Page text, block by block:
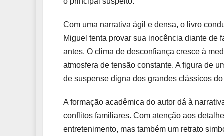
Com uma narrativa ágil e densa, o livro
Miguel tenta provar sua inocência diante de
antes. O clima de desconfiança cresce à
atmosfera de tensão constante. A figura de
de suspense digna dos grandes clássicos
A formação acadêmica do autor dá à
conflitos familiares. Com atenção aos
entretenimento, mas também um retrato